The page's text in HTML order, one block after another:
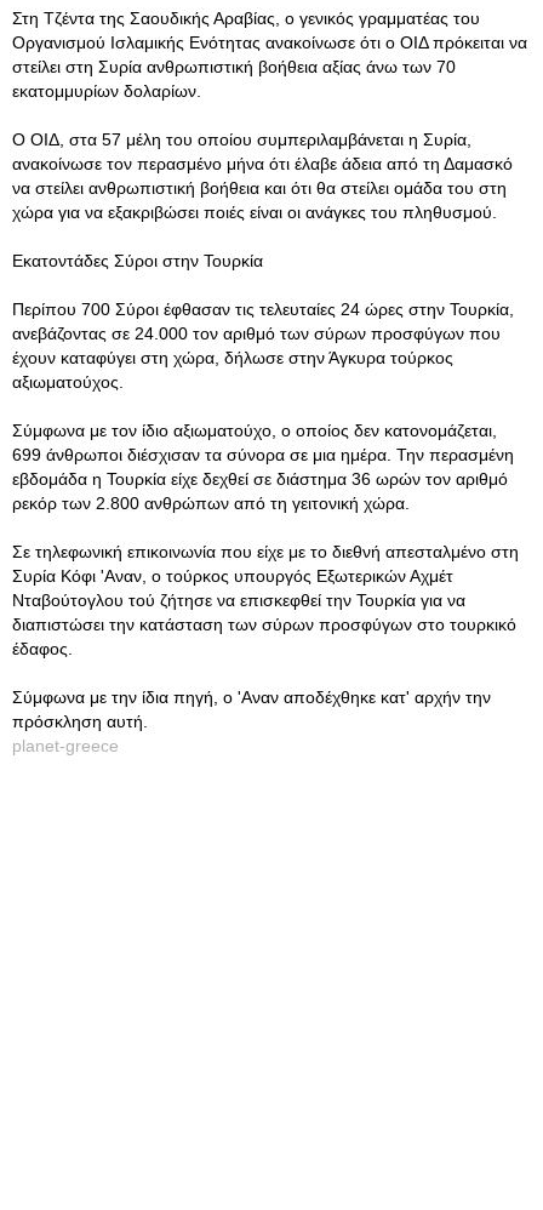
Στη Τζέντα της Σαουδικής Αραβίας, ο γενικός γραμματέας του
Οργανισμού Ισλαμικής Ενότητας ανακοίνωσε ότι ο ΟΙΔ πρόκειται να
στείλει στη Συρία ανθρωπιστική βοήθεια αξίας άνω των 70
εκατομμυρίων δολαρίων.
Ο ΟΙΔ, στα 57 μέλη του οποίου συμπεριλαμβάνεται η Συρία,
ανακοίνωσε τον περασμένο μήνα ότι έλαβε άδεια από τη Δαμασκό
να στείλει ανθρωπιστική βοήθεια και ότι θα στείλει ομάδα του στη
χώρα για να εξακριβώσει ποιές είναι οι ανάγκες του πληθυσμού.
Εκατοντάδες Σύροι στην Τουρκία
Περίπου 700 Σύροι έφθασαν τις τελευταίες 24 ώρες στην Τουρκία,
ανεβάζοντας σε 24.000 τον αριθμό των σύρων προσφύγων που
έχουν καταφύγει στη χώρα, δήλωσε στην Άγκυρα τούρκος
αξιωματούχος.
Σύμφωνα με τον ίδιο αξιωματούχο, ο οποίος δεν κατονομάζεται,
699 άνθρωποι διέσχισαν τα σύνορα σε μια ημέρα. Την περασμένη
εβδομάδα η Τουρκία είχε δεχθεί σε διάστημα 36 ωρών τον αριθμό
ρεκόρ των 2.800 ανθρώπων από τη γειτονική χώρα.
Σε τηλεφωνική επικοινωνία που είχε με το διεθνή απεσταλμένο στη
Συρία Κόφι 'Αναν, ο τούρκος υπουργός Εξωτερικών Αχμέτ
Νταβούτογλου τού ζήτησε να επισκεφθεί την Τουρκία για να
διαπιστώσει την κατάσταση των σύρων προσφύγων στο τουρκικό
έδαφος.
Σύμφωνα με την ίδια πηγή, ο 'Αναν αποδέχθηκε κατ' αρχήν την
πρόσκληση αυτή.
planet-greece